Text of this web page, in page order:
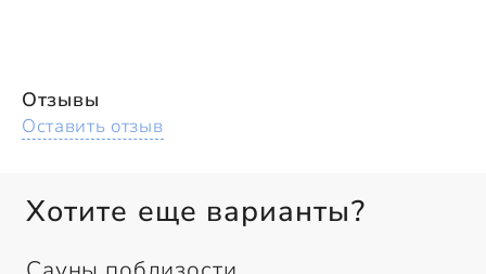
Отзывы
Оставить отзыв
Хотите еще варианты?